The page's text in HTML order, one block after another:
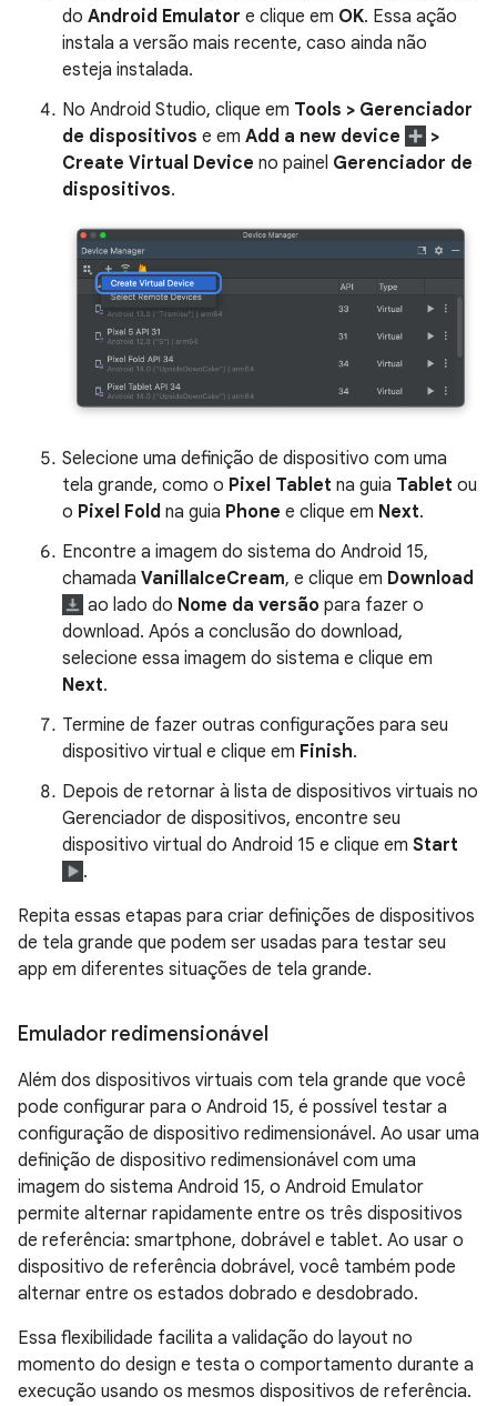
do Android Emulator e clique em OK. Essa ação
instala a versão mais recente, caso ainda não
esteja instalada.
No Android Studio, clique em Tools > Gerenciador
de dispositivos e em Add a new device
>
Create Virtual Device no painel Gerenciador de
dispositivos.
Selecione uma definição de dispositivo com uma
tela grande, como o Pixel Tablet na guia Tablet ou
o Pixel Fold na guia Phone e clique em Next.
Encontre a imagem do sistema do Android 15,
chamada VanillaIceCream, e clique em Download
ao lado do Nome da versão para fazer o
download. Após a conclusão do download,
selecione essa imagem do sistema e clique em
Next.
Termine de fazer outras configurações para seu
dispositivo virtual e clique em Finish.
Depois de retornar à lista de dispositivos virtuais no
Gerenciador de dispositivos, encontre seu
dispositivo virtual do Android 15 e clique em Start
.
Repita essas etapas para criar definições de dispositivos
de tela grande que podem ser usadas para testar seu
app em diferentes situações de tela grande.
Emulador redimensionável
Além dos dispositivos virtuais com tela grande que você
pode configurar para o Android 15, é possível testar a
configuração de dispositivo redimensionável. Ao usar uma
definição de dispositivo redimensionável com uma
imagem do sistema Android 15, o Android Emulator
permite alternar rapidamente entre os três dispositivos
de referência: smartphone, dobrável e tablet. Ao usar o
dispositivo de referência dobrável, você também pode
alternar entre os estados dobrado e desdobrado.
Essa flexibilidade facilita a validação do layout no
momento do design e testa o comportamento durante a
execução usando os mesmos dispositivos de referência.